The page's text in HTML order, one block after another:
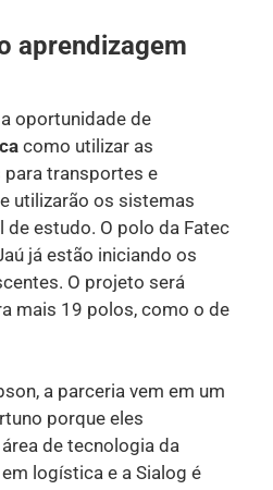
aprendizagem
oportunidade de
como utilizar as
transportes e
utilizarão os sistemas
estudo. O polo da Fatec
já estão iniciando os
O projeto será
mais 19 polos, como o de
a parceria vem em um
porque eles
de tecnologia da
logística e a Sialog é